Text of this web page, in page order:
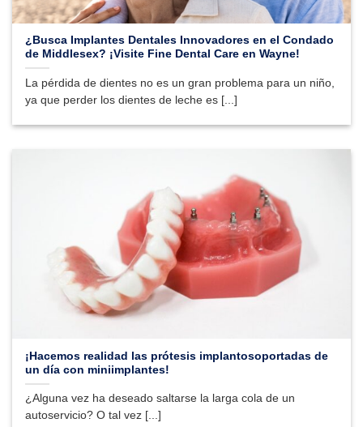
¿Busca Implantes Dentales Innovadores en el Condado
de Middlesex? ¡Visite Fine Dental Care en Wayne!
La pérdida de dientes no es un gran problema para un niño,
ya que perder los dientes de leche es [...]
¡Hacemos realidad las prótesis implantosoportadas de
un día con miniimplantes!
¿Alguna vez ha deseado saltarse la larga cola de un
autoservicio? O tal vez [...]